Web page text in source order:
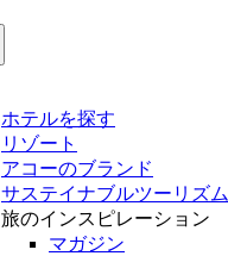
ホテルを探す
リゾート
アコーのブランド
サステイナブルツーリズム
旅のインスピレーション
マガジン